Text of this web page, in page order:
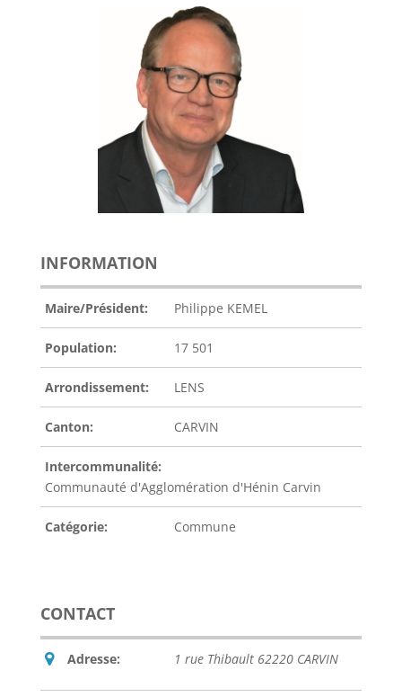
INFORMATION
Maire/Président: Philippe KEMEL
Population: 17 501
Arrondissement: LENS
Canton: CARVIN
Intercommunalité:
Communauté d'Agglomération d'Hénin Carvin
Catégorie: Commune
CONTACT
Adresse: 1 rue Thibault 62220 CARVIN